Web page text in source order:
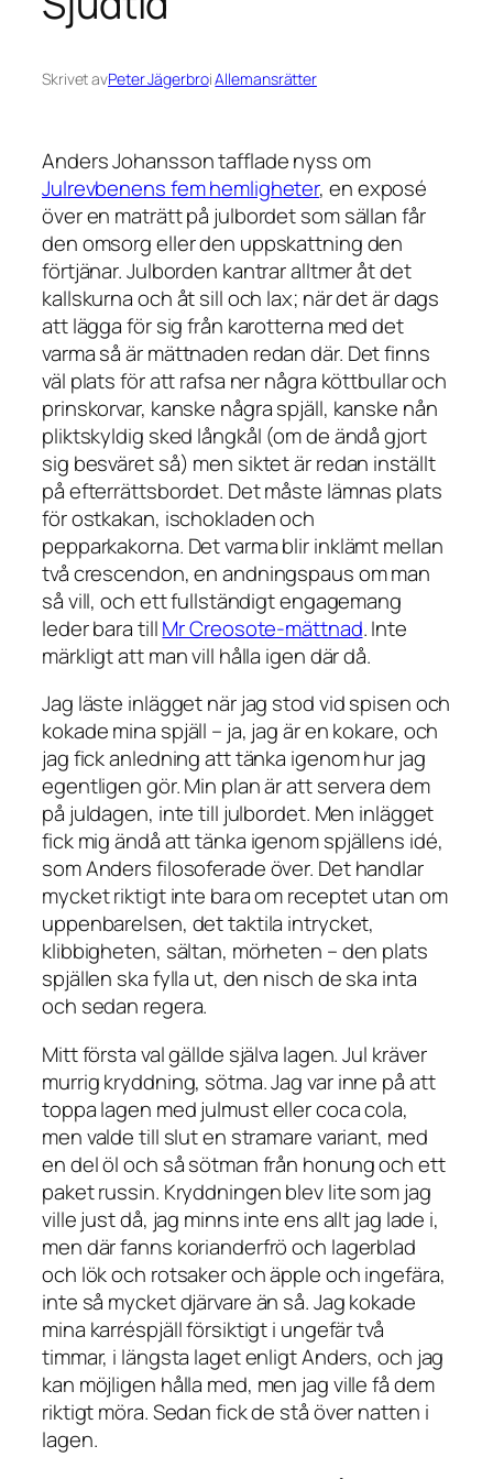
Skrivet avPeter JägerbroiAllemansrätter
Anders Johansson tafflade nyss om
Julrevbenens fem hemligheter, en exposé
över en maträtt på julbordet som sällan får
den omsorg eller den uppskattning den
förtjänar. Julborden kantrar alltmer åt det
kallskurna och åt sill och lax; när det är dags
att lägga för sig från karotterna med det
varma så är mättnaden redan där. Det finns
väl plats för att rafsa ner några köttbullar och
prinskorvar, kanske några spjäll, kanske nån
pliktskyldig sked långkål (om de ändå gjort
sig besväret så) men siktet är redan inställt
på efterrättsbordet. Det måste lämnas plats
för ostkakan, ischokladen och
pepparkakorna. Det varma blir inklämt mellan
två crescendon, en andningspaus om man
så vill, och ett fullständigt engagemang
leder bara tillMr Creosote-mättnad. Inte
märkligt att man vill hålla igen där då.
Jag läste inlägget när jag stod vid spisen och
kokade mina spjäll – ja, jag är en kokare, och
jag fick anledning att tänka igenom hur jag
egentligen gör. Min plan är att servera dem
på juldagen, inte till julbordet. Men inlägget
fick mig ändå att tänka igenom spjällens idé,
som Anders filosoferade över. Det handlar
mycket riktigt inte bara om receptet utan om
uppenbarelsen, det taktila intrycket,
klibbigheten, sältan, mörheten – den plats
spjällen ska fylla ut, den nisch de ska inta
och sedan regera.
Mitt första val gällde själva lagen. Jul kräver
murrig kryddning, sötma. Jag var inne på att
toppa lagen med julmust eller coca cola,
men valde till slut en stramare variant, med
en del öl och så sötman från honung och ett
paket russin. Kryddningen blev lite som jag
ville just då, jag minns inte ens allt jag lade i,
men där fanns korianderfrö och lagerblad
och lök och rotsaker och äpple och ingefära,
inte så mycket djärvare än så. Jag kokade
mina karréspjäll försiktigt i ungefär två
timmar, i längsta laget enligt Anders, och jag
kan möjligen hålla med, men jag ville få dem
riktigt möra. Sedan fick de stå över natten i
lagen.